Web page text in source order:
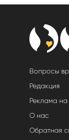
Вопросы
Редакция
Реклама на
О нас
Обратная